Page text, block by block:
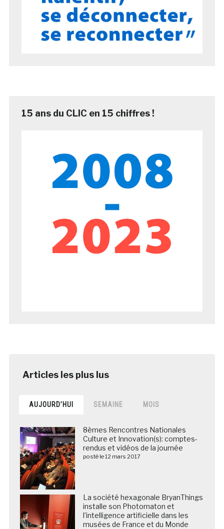
15 ans du CLIC en 15 chiffres !
AUJOURD’HUI SEMAINE MOIS
8èmes Rencontres Nationales
Culture et Innovation(s): comptes-
rendus et vidéos de la journée
posté le 12 mars 2017
La société hexagonale BryanThings
installe son Photomaton et
l’intelligence artificielle dans les
musées de France et du Monde